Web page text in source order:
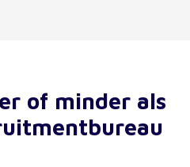
of minder als